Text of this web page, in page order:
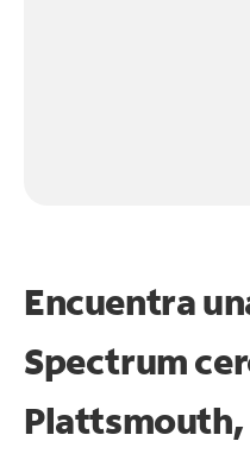
Encuentra
Spectrum
Plattsmouth,